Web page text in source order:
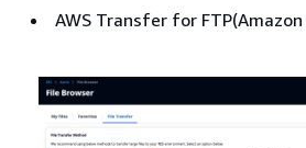
AWS Transfer for FTP(Amazon